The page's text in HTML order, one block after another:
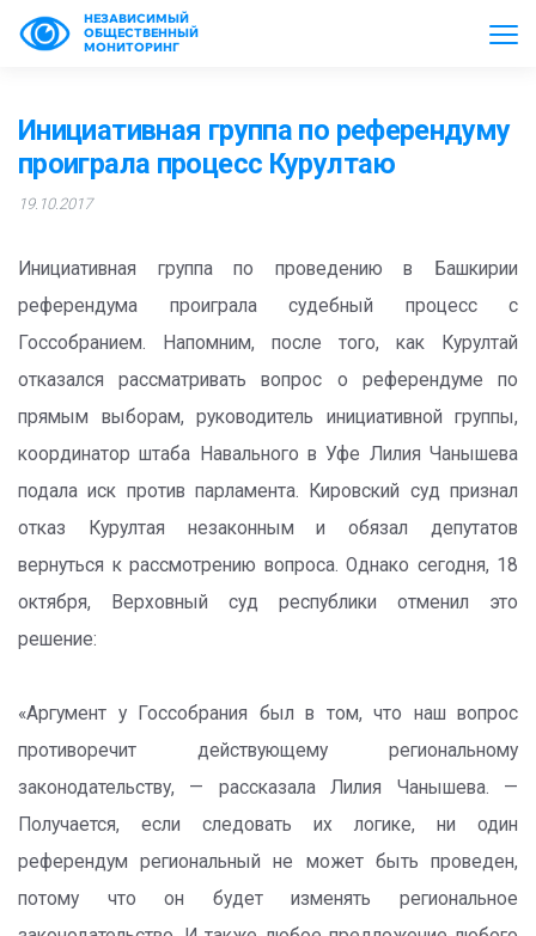
НЕЗАВИСИМЫЙ
ОБЩЕСТВЕННЫЙ
МОНИТОРИНГ
Инициативная группа по референдуму
проиграла процесс Курултаю
19.10.2017
Инициативная группа по проведению в Башкирии
референдума проиграла судебный процесс с
Госсобранием. Напомним, после того, как Курултай
отказался рассматривать вопрос о референдуме по
прямым выборам, руководитель инициативной группы,
координатор штаба Навального в Уфе Лилия Чанышева
подала иск против парламента. Кировский суд признал
отказ Курултая незаконным и обязал депутатов
вернуться к рассмотрению вопроса. Однако сегодня, 18
октября, Верховный суд республики отменил это
решение:
«Аргумент у Госсобрания был в том, что наш вопрос
противоречит действующему региональному
законодательству, — рассказала Лилия Чанышева. —
Получается, если следовать их логике, ни один
референдум региональный не может быть проведен,
потому что он будет изменять региональное